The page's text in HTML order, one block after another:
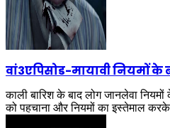
वां3एपिसोड-मायावी नियमों
काली बारिश के बाद लोग जानलेवा
को पहचाना और नियमों का इस्तेमाल